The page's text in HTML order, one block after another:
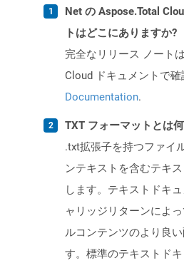
Net の Aspose.Total
トはどこにありますか?
完全なリリース ノート
Cloud ドキュメントで確
Documentation.
TXT フォーマットとは
.txt拡張子を持つファイ
ンテキストを含むテキ
します。テキストドキ
ャリッジリターンによ
ルコンテンツのより良
す。標準のテキストド